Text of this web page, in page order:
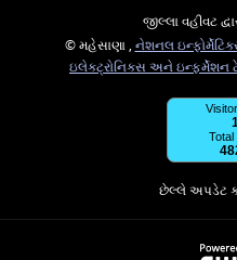
જીલ્લા વહીવટ
© મહેસાણા ,નેશનલ
ઇલેક્ટ્રોનિક્સ અને ઇન્ફર્મેશન
Total
છેલ્લે અપડેટ